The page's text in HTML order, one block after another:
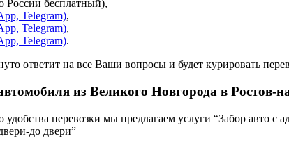
России бесплатный),
Telegram),
Telegram),
Telegram).
ответит на все Ваши вопросы и будет курировать
из Великого Новгорода в
перевозки мы предлагаем услуги “Забор авто
до двери”